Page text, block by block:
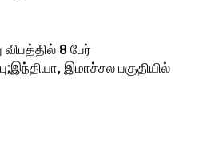
விபத்தில் 8 பேர்
இமாச்சல பகுதியில்